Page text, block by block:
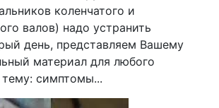
коленчатого и
валов) надо устранить
день, представляем Вашему
материал для любого
симптомы...